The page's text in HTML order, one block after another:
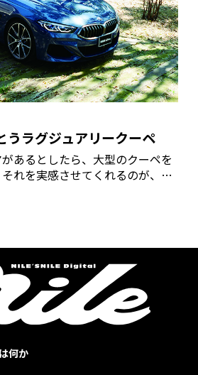
うラグジュアリークーペ
あるとしたら、大型のクーペを
れを実感させてくれるのが、
だ。眺めてよし、乗ってよし、
何か